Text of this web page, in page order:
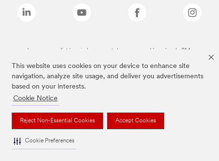
This website uses cookies on your device to enhance site
navigation, analyze site usage, and deliver you advertisements
based on your interests.
Cookie Notice
Reject Non-Essential Cookies Accept Cookies
Cookie Preferences
Les marques listées ci-dessus sont des marques déposées de 3M.